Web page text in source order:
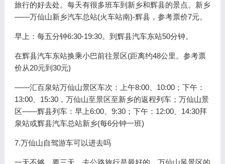
旅行的好去处。每天有很多班车到新乡和辉县的景点。新乡
——万仙山新乡汽车总站(火车站南)-辉县，参考票价7元。
早上：每五分钟6:30-19:30。到辉县汽车东站50分钟。
在辉县汽车东站换乘小巴前往景区(距离约48公里。参考票
价从20元到30元)
——汇百泉站万仙山景区车次：上午8:00、10:00；下午：
13:00、15:30，万仙山至景区至新乡的返程列车；万仙山景
区——辉县列车：早上6:00、9:30；下午：12:00、14:30拜
泉站或辉县汽车总站新乡(每6分钟一班)
7.万仙山自驾游车可以进去吗
一天不够，要三天。去公路旅行是最好的。万仙山风景区的